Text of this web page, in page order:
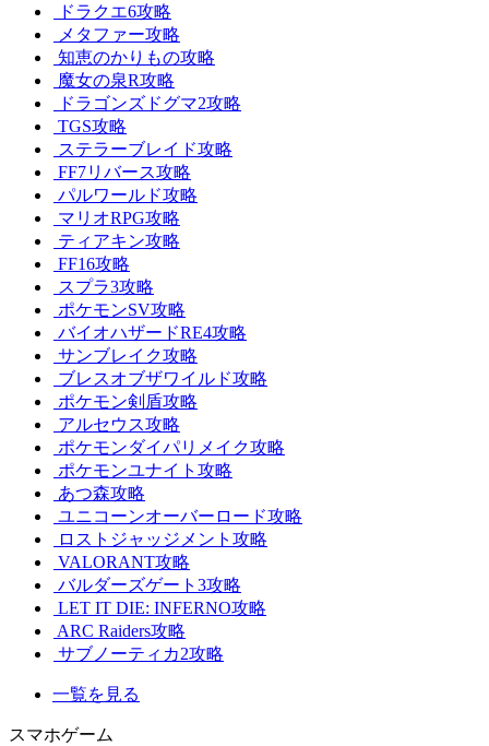
ドラクエ6攻略
メタファー攻略
知恵のかりもの攻略
魔女の泉R攻略
ドラゴンズドグマ2攻略
TGS攻略
ステラーブレイド攻略
FF7リバース攻略
パルワールド攻略
マリオRPG攻略
ティアキン攻略
FF16攻略
スプラ3攻略
ポケモンSV攻略
バイオハザードRE4攻略
サンブレイク攻略
ブレスオブザワイルド攻略
ポケモン剣盾攻略
アルセウス攻略
ポケモンダイパリメイク攻略
ポケモンユナイト攻略
あつ森攻略
ユニコーンオーバーロード攻略
ロストジャッジメント攻略
VALORANT攻略
バルダーズゲート3攻略
LET IT DIE: INFERNO攻略
ARC Raiders攻略
サブノーティカ2攻略
一覧を見る
スマホゲーム